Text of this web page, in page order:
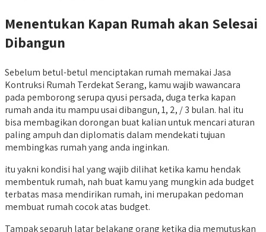
Menentukan Kapan Rumah akan Selesai
Dibangun
Sebelum betul-betul menciptakan rumah memakai Jasa
Kontruksi Rumah Terdekat Serang, kamu wajib wawancara
pada pemborong serupa qyusi persada, duga terka kapan
rumah anda itu mampu usai dibangun, 1, 2, / 3 bulan. hal itu
bisa membagikan dorongan buat kalian untuk mencari aturan
paling ampuh dan diplomatis dalam mendekati tujuan
membingkas rumah yang anda inginkan.
itu yakni kondisi hal yang wajib dilihat ketika kamu hendak
membentuk rumah, nah buat kamu yang mungkin ada budget
terbatas masa mendirikan rumah, ini merupakan pedoman
membuat rumah cocok atas budget.
Tampak separuh latar belakang orang ketika dia memutuskan